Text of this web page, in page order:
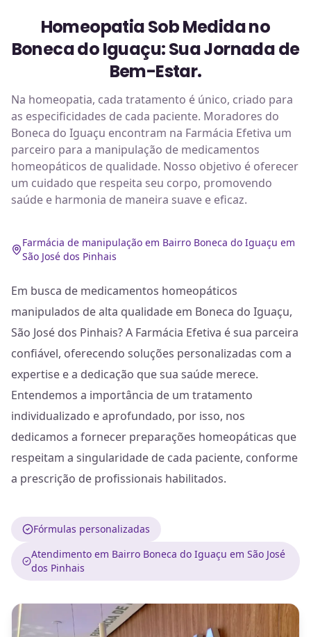
Homeopatia Sob Medida no
Boneca do Iguaçu: Sua Jornada de
Bem-Estar.
Na homeopatia, cada tratamento é único, criado para
as especificidades de cada paciente. Moradores do
Boneca do Iguaçu encontram na Farmácia Efetiva um
parceiro para a manipulação de medicamentos
homeopáticos de qualidade. Nosso objetivo é oferecer
um cuidado que respeita seu corpo, promovendo
saúde e harmonia de maneira suave e eficaz.
Farmácia de manipulação em Bairro Boneca do Iguaçu em
São José dos Pinhais
Em busca de medicamentos homeopáticos
manipulados de alta qualidade em Boneca do Iguaçu,
São José dos Pinhais? A Farmácia Efetiva é sua parceira
confiável, oferecendo soluções personalizadas com a
expertise e a dedicação que sua saúde merece.
Entendemos a importância de um tratamento
individualizado e aprofundado, por isso, nos
dedicamos a fornecer preparações homeopáticas que
respeitam a singularidade de cada paciente, conforme
a prescrição de profissionais habilitados.
Fórmulas personalizadas
Atendimento em Bairro Boneca do Iguaçu em São José
dos Pinhais